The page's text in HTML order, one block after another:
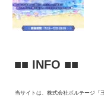
■■ INFO ■■
当サイトは、株式会社ボルテージ「